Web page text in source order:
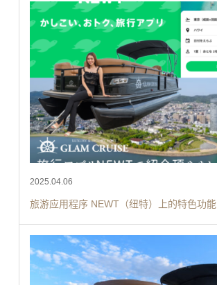
2025.04.06
旅游应用程序 NEWT（纽特）上的特色功能